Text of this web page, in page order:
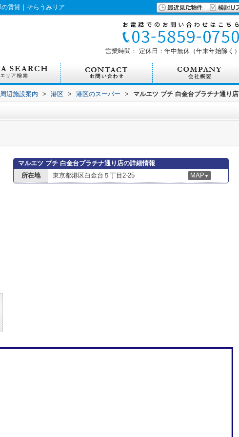
マルエツ プチ 白金台プラチナ通り店情報ページ｜中央区を中心に東京都心部の賃貸｜そらうみリアルエステート株式会社
営業時間： 定休日：年中無休（年末年始除く）
周辺施設案内 > 港区 > 港区のスーパー > マルエツ プチ 白金台プラチナ通り店
マルエツ プチ 白金台プラチナ通り店の詳細情報
所在地
東京都港区白金台５丁目2-25 MAP ▼